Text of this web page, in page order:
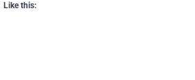
Like this: